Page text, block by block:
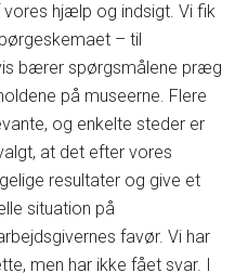
vores hjælp og indsigt. Vi fik
– til
bærer spørgsmålene præg
på museerne. Flere
og enkelte steder er
at det efter vores
resultater og give et
situation på
favør. Vi har
men har ikke fået svar. I